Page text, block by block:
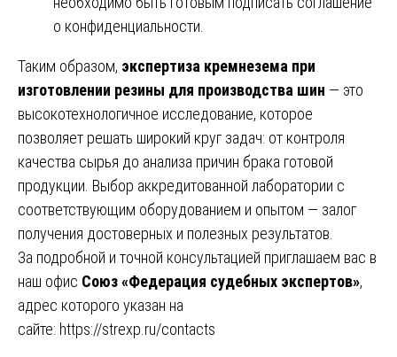
о конфиденциальности.
Таким образом, экспертиза кремнезема при
изготовлении резины для производства шин — это
высокотехнологичное исследование, которое
позволяет решать широкий круг задач: от контроля
качества сырья до анализа причин брака готовой
продукции. Выбор аккредитованной лаборатории с
соответствующим оборудованием и опытом — залог
получения достоверных и полезных результатов.
За подробной и точной консультацией приглашаем вас в
наш офис Союз «Федерация судебных экспертов»,
адрес которого указан на
сайте: https://strexp.ru/contacts